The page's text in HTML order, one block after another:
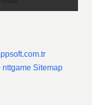
nttgame Sitemap